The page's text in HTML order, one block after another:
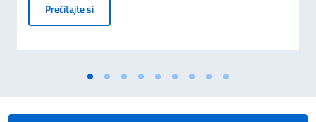
Prečítajte siŠtipendiá vlády Talianskej republiky na